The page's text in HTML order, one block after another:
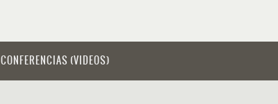
CONFERENCIAS (VIDEOS)